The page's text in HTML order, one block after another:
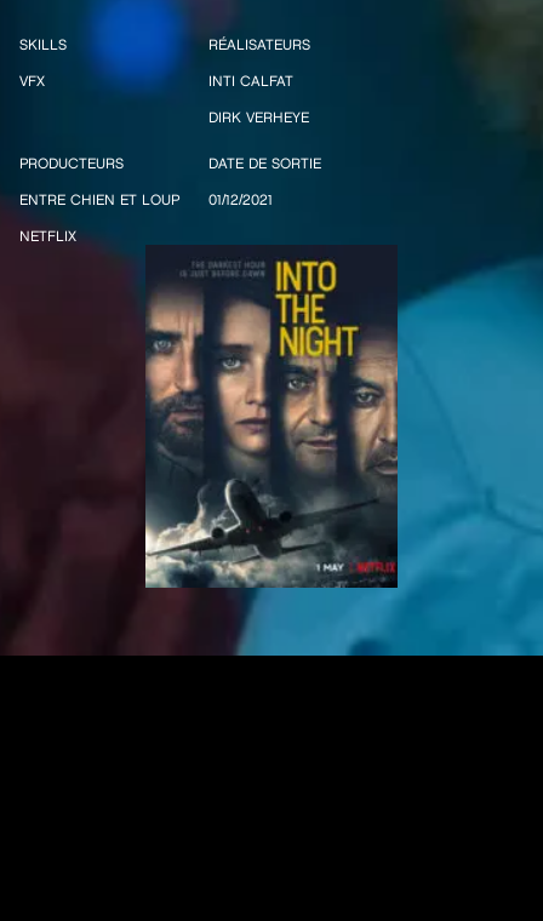
SKILLS
VFX
RÉALISATEURS
INTI CALFAT
DIRK VERHEYE
PRODUCTEURS
ENTRE CHIEN ET LOUP
NETFLIX
DATE DE SORTIE
01/12/2021